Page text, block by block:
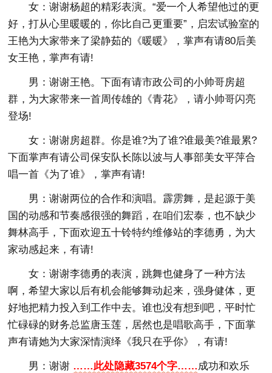
女：谢谢杨超的精彩表演。“爱一个人希望他过的更
好，打从心里暖暖的，你比自己更重要”，启宏试验室的
王艳为大家带来了梁静茹的《暖暖》，掌声有请80后美
女王艳，掌声有请!
男：谢谢王艳。下面有请市政公司的小帅哥房超
群，为大家带来一首周传雄的《青花》，请小帅哥闪亮
登场!
女：谢谢房超群。你是谁?为了谁?谁最美?谁最累?
下面掌声有请公司保安队长陈以波与人事部美女平萍合
唱一首《为了谁》，掌声有请!
男：谢谢两位的合作和演唱。霹雳舞，是起源于美
国的动感和节奏感很强的舞蹈，在咱们宏泰，也不缺少
舞林高手，下面欢迎五十铃特约维修站的李德勇，为大
家动感起来，有请!
女：谢谢李德勇的表演，跳舞也健身了一种方法
啊，希望大家以后有机会能够舞动起来，强身健体，更
好地把精力投入到工作中去。谁也没有想到吧，平时忙
忙碌碌的财务总监唐玉莲，居然也是唱歌高手，下面掌
声有请她为大家深情演绎《我只在乎你》，有请!
男：谢谢 ……此处隐藏3574个字…… 成功和欢乐